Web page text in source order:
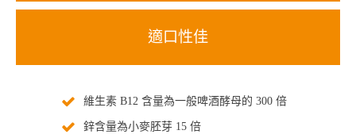
適口性佳
維生素 B12 含量為一般啤酒酵母的 300 倍
鋅含量為小麥胚芽 15 倍